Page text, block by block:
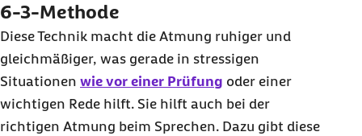
6-3-Methode
Diese Technik macht die Atmung ruhiger und
gleichmäßiger, was gerade in stressigen
Situationen wie vor einer Prüfung oder einer
wichtigen Rede hilft. Sie hilft auch bei der
richtigen Atmung beim Sprechen. Dazu gibt diese